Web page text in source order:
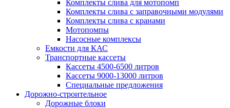
Комплекты слива для мотопомп
Комплекты слива с заправочными модулями
Комплекты слива с кранами
Мотопомпы
Насосные комплексы
Емкости для КАС
Транспортные кассеты
Кассеты 4500-6500 литров
Кассеты 9000-13000 литров
Специальные предложения
Дорожно-строительное
Дорожные блоки